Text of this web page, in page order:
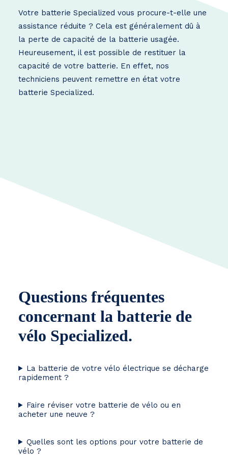
Votre batterie Specialized vous procure-t-elle une
assistance réduite ? Cela est généralement dû à
la perte de capacité de la batterie usagée.
Heureusement, il est possible de restituer la
capacité de votre batterie. En effet, nos
techniciens peuvent remettre en état votre
batterie Specialized.
Questions fréquentes
concernant la batterie de
vélo Specialized.
La batterie de votre vélo électrique se décharge
rapidement ?
Faire réviser votre batterie de vélo ou en
acheter une neuve ?
Quelles sont les options pour votre batterie de
vélo ?